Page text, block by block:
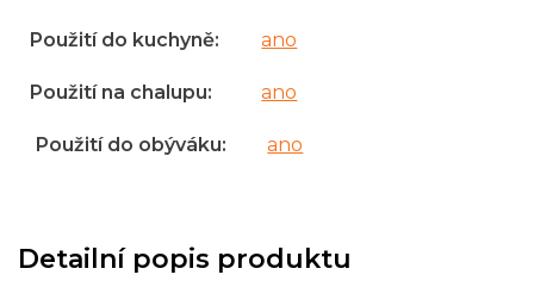
Detailní popis produktu
Použití do kuchyně: ano
Použití na chalupu: ano
Použití do obýváku: ano